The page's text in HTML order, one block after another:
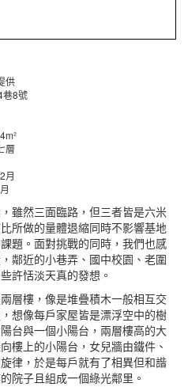
供
8號
層
月
雖然三面臨路，但三者皆是六米
所做的量體退縮同時不影響基地
題。面對挑戰的同時，我們也感
鄰近的小巷弄、國中校園、老圍
許恬淡天真的發想。
層樓，像是堆疊積木一般相互交
想像每戶家屋皆是漂浮空中的樹
台與一個小陽台，兩層樓高的大
樓上的小陽台，女兒牆由鐵件、
律，於是每戶就有了相異但和諧
院子且組成一個綠光鄰里。